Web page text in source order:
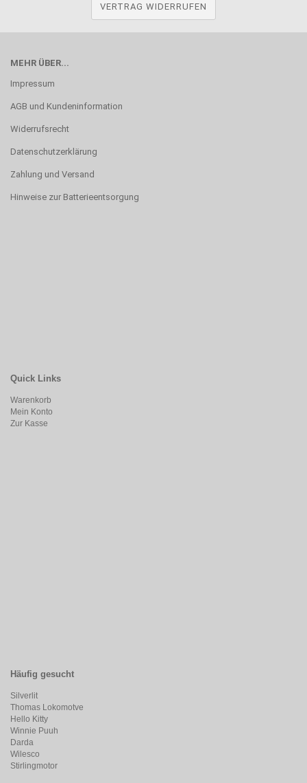
VERTRAG WIDERRUFEN
MEHR ÜBER...
Impressum
AGB und Kundeninformation
Widerrufsrecht
Datenschutzerklärung
Zahlung und Versand
Hinweise zur Batterieentsorgung
Quick Links
Warenkorb
Mein Konto
Zur Kasse
Häufig gesucht
Silverlit
Thomas Lokomotve
Hello Kitty
Winnie Puuh
Darda
Wilesco
Stirlingmotor